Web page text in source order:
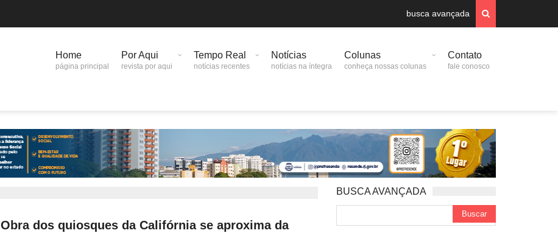
busca avançada
Home
página principal
Por Aqui
revista por aqui
Tempo Real
notícias recentes
Notícias
notícias na íntegra
Colunas
conheça nossas colunas
Contato
fale conosco
Obra dos quiosques da Califórnia se aproxima da
BUSCA AVANÇADA